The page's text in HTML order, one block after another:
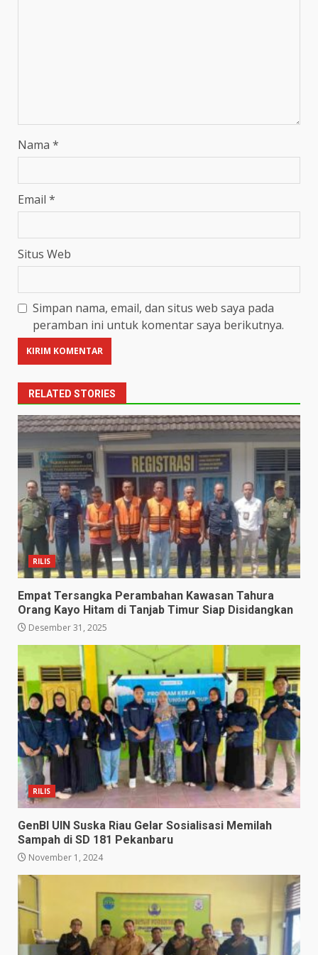
Nama *
Email *
Situs Web
Simpan nama, email, dan situs web saya pada
peramban ini untuk komentar saya berikutnya.
RELATED STORIES
RILIS
Empat Tersangka Perambahan Kawasan Tahura
Orang Kayo Hitam di Tanjab Timur Siap Disidangkan
Desember 31, 2025
RILIS
GenBI UIN Suska Riau Gelar Sosialisasi Memilah
Sampah di SD 181 Pekanbaru
November 1, 2024